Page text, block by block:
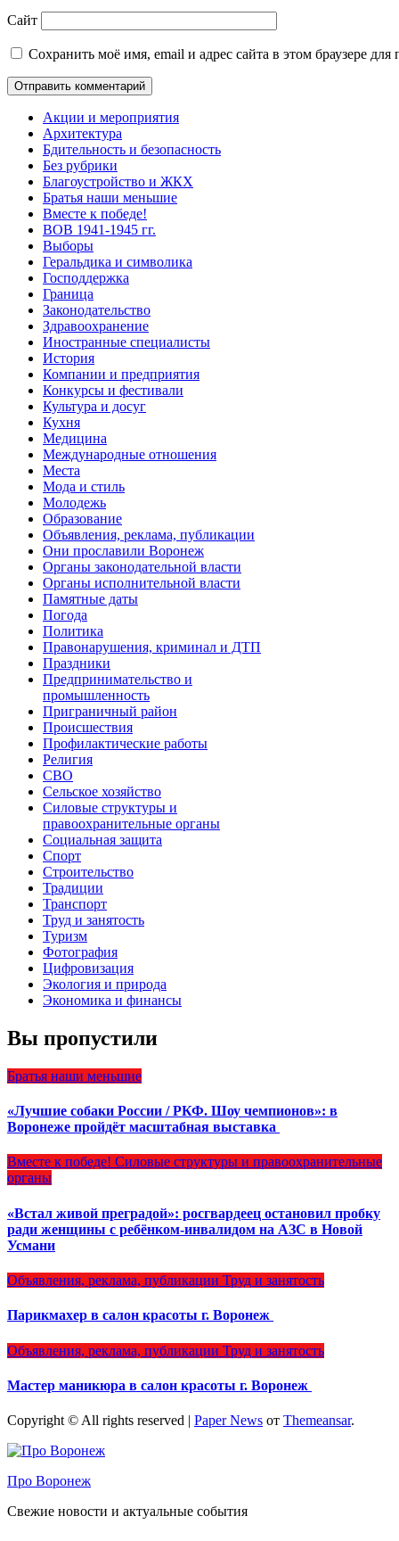
Сайт
Сохранить моё имя, email и адрес сайта в этом браузере
Акции и мероприятия
Архитектура
Бдительность и безопасность
Без рубрики
Благоустройство и ЖКХ
Братья наши меньшие
Вместе к победе!
ВОВ 1941-1945 гг.
Выборы
Геральдика и символика
Господдержка
Граница
Законодательство
Здравоохранение
Иностранные специалисты
История
Компании и предприятия
Конкурсы и фестивали
Культура и досуг
Кухня
Медицина
Международные отношения
Места
Мода и стиль
Молодежь
Образование
Объявления, реклама, публикации
Они прославили Воронеж
Органы законодательной власти
Органы исполнительной власти
Памятные даты
Погода
Политика
Правонарушения, криминал и ДТП
Праздники
Предпринимательство и
промышленность
Приграничный район
Происшествия
Профилактические работы
Религия
СВО
Сельское хозяйство
Силовые структуры и
правоохранительные органы
Социальная защита
Спорт
Строительство
Традиции
Транспорт
Труд и занятость
Туризм
Фотография
Цифровизация
Экология и природа
Экономика и финансы
Вы пропустили
Братья наши меньшие
«Лучшие собаки России / РКФ. Шоу чемпионов»: в
Воронеже пройдёт масштабная выставка
Вместе к победе! Силовые структуры и правоохранительные
органы
«Встал живой преградой»: росгвардеец остановил пробку
ради женщины с ребёнком-инвалидом на АЗС в Новой
Усмани
Объявления, реклама, публикации Труд и занятость
Парикмахер в салон красоты г. Воронеж
Объявления, реклама, публикации Труд и занятость
Мастер маникюра в салон красоты г. Воронеж
Copyright © All rights reserved | Paper News от Themeansar.
Про Воронеж
Свежие новости и актуальные события